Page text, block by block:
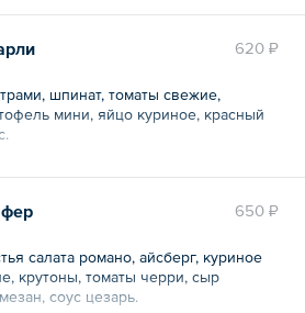
вес – 380 г
620 ₽
шпинат, томаты свежие,
мини, яйцо куриное, красный
вес – 380 г
650 ₽
салата романо, айсберг, куриное
крутоны, томаты черри, сыр
соус цезарь.